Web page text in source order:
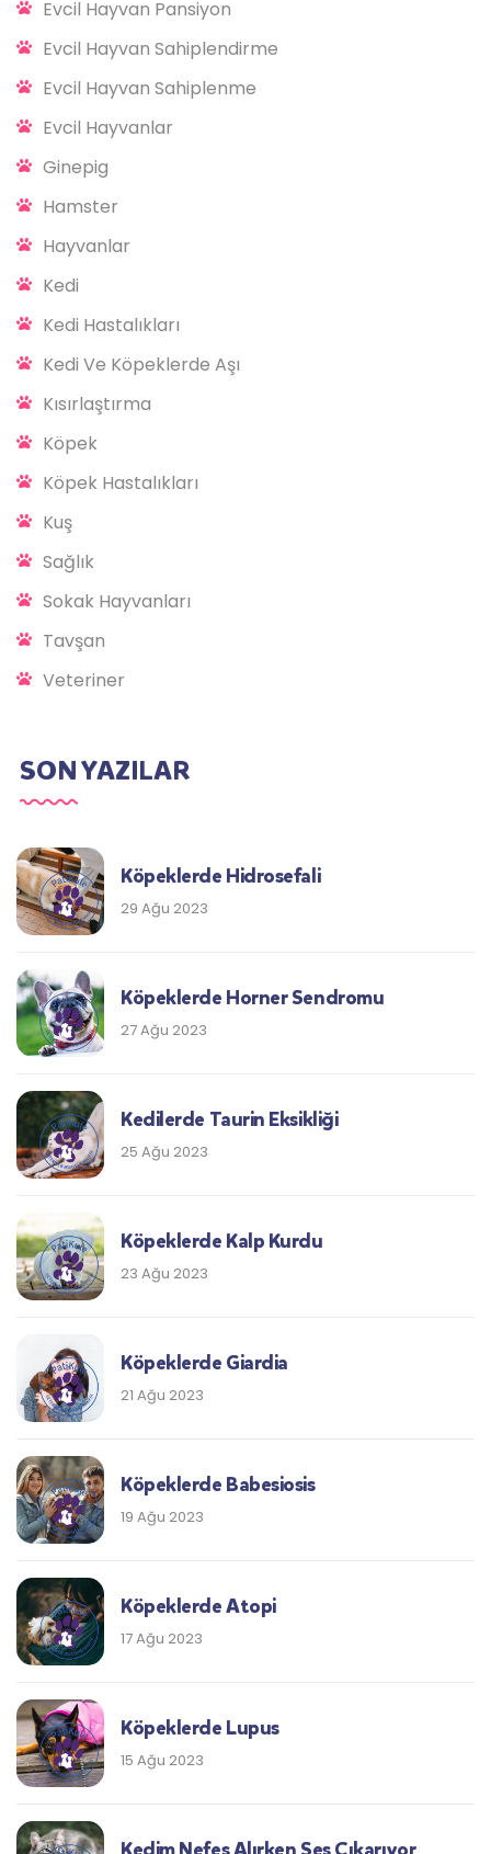
Evcil Hayvan Pansiyon
Evcil Hayvan Sahiplendirme
Evcil Hayvan Sahiplenme
Evcil Hayvanlar
Ginepig
Hamster
Hayvanlar
Kedi
Kedi Hastalıkları
Kedi Ve Köpeklerde Aşı
Kısırlaştırma
Köpek
Köpek Hastalıkları
Kuş
Sağlık
Sokak Hayvanları
Tavşan
Veteriner
SON YAZILAR
Köpeklerde Hidrosefali
29 Ağu 2023
Köpeklerde Horner Sendromu
27 Ağu 2023
Kedilerde Taurin Eksikliği
25 Ağu 2023
Köpeklerde Kalp Kurdu
23 Ağu 2023
Köpeklerde Giardia
21 Ağu 2023
Köpeklerde Babesiosis
19 Ağu 2023
Köpeklerde Atopi
17 Ağu 2023
Köpeklerde Lupus
15 Ağu 2023